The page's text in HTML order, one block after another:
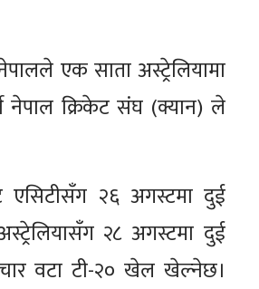
एक साता अस्ट्रेलियामा
नेपाल क्रिकेट संघ (क्यान) ले
एसिटीसँग २६ अगस्टमा दुई
२८ अगस्टमा दुई
वटा टी-२० खेल खेल्नेछ।